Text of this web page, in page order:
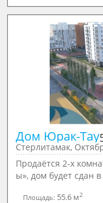
Дом Юрак-Тау
Стерлитамак,
Продаётся 2-х
ы», дом будет сдан
Площадь: 55.6 м2